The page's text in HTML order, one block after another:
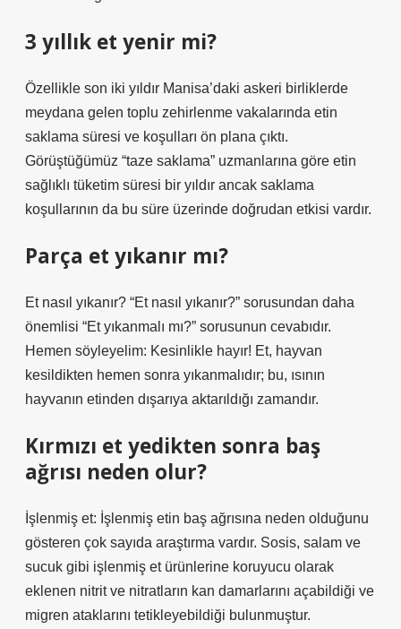
3 yıllık et yenir mi?
Özellikle son iki yıldır Manisa’daki askeri birliklerde
meydana gelen toplu zehirlenme vakalarında etin
saklama süresi ve koşulları ön plana çıktı.
Görüştüğümüz “taze saklama” uzmanlarına göre etin
sağlıklı tüketim süresi bir yıldır ancak saklama
koşullarının da bu süre üzerinde doğrudan etkisi vardır.
Parça et yıkanır mı?
Et nasıl yıkanır? “Et nasıl yıkanır?” sorusundan daha
önemlisi “Et yıkanmalı mı?” sorusunun cevabıdır.
Hemen söyleyelim: Kesinlikle hayır! Et, hayvan
kesildikten hemen sonra yıkanmalıdır; bu, ısının
hayvanın etinden dışarıya aktarıldığı zamandır.
Kırmızı et yedikten sonra baş
ağrısı neden olur?
İşlenmiş et: İşlenmiş etin baş ağrısına neden olduğunu
gösteren çok sayıda araştırma vardır. Sosis, salam ve
sucuk gibi işlenmiş et ürünlerine koruyucu olarak
eklenen nitrit ve nitratların kan damarlarını açabildiği ve
migren ataklarını tetikleyebildiği bulunmuştur.